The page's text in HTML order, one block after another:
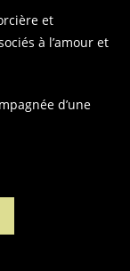
et
à l’amour et
d’une